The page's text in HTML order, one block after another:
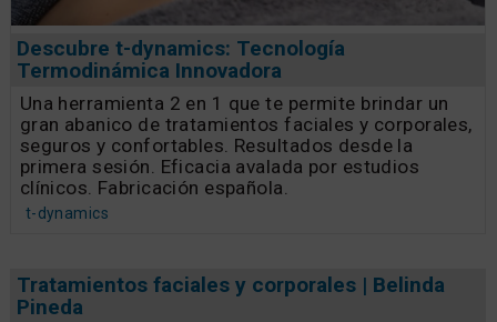
Descubre t-dynamics: Tecnología
Termodinámica Innovadora
Una herramienta 2 en 1 que te permite brindar un
gran abanico de tratamientos faciales y corporales,
seguros y confortables. Resultados desde la
primera sesión. Eficacia avalada por estudios
clínicos. Fabricación española.
t-dynamics
Tratamientos faciales y corporales | Belinda
Pineda